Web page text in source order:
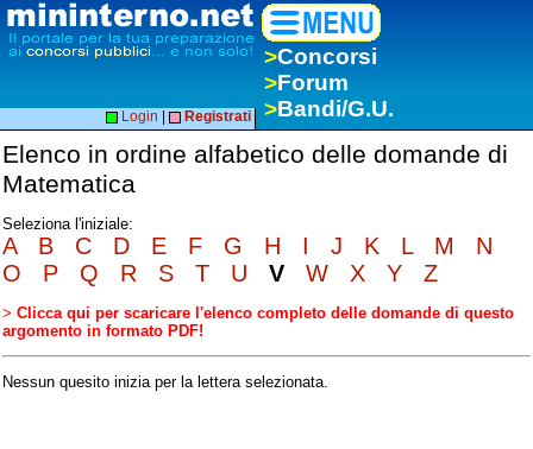
>Concorsi
>Forum
>Bandi/G.U.
Login Registrati
Elenco in ordine alfabetico delle domande di
Matematica
Seleziona l'iniziale:
A B C D E F G H I J K L M
N
O
P Q R S T U V W X Y Z
> Clicca qui per scaricare l'elenco completo delle domande di questo
argomento in formato PDF!
Nessun quesito inizia per la lettera selezionata.